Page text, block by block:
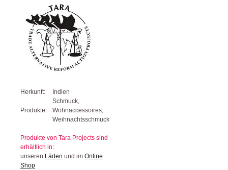
Herkunft: Indien
Produkte:
Schmuck,
Wohnaccessoires,
Weihnachtsschmuck
Produkte von Tara Projects sind
erhältlich in:
unseren Läden und im Online
Shop